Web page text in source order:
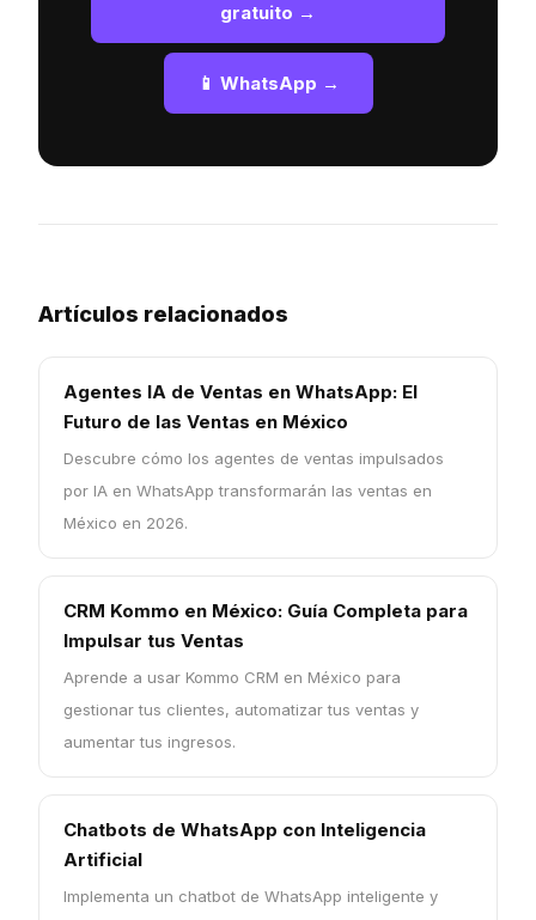
gratuito →
📱 WhatsApp →
Artículos relacionados
Agentes IA de Ventas en WhatsApp: El
Futuro de las Ventas en México
Descubre cómo los agentes de ventas impulsados
por IA en WhatsApp transformarán las ventas en
México en 2026.
CRM Kommo en México: Guía Completa para
Impulsar tus Ventas
Aprende a usar Kommo CRM en México para
gestionar tus clientes, automatizar tus ventas y
aumentar tus ingresos.
Chatbots de WhatsApp con Inteligencia
Artificial
Implementa un chatbot de WhatsApp inteligente y